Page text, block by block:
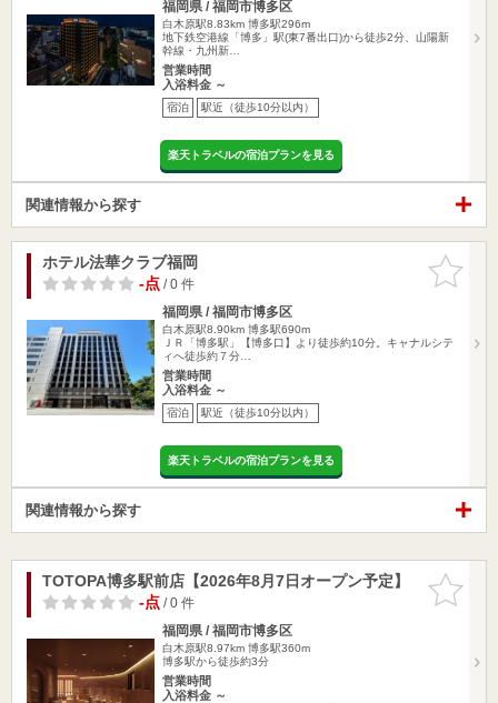
福岡県 / 福岡市博多区
白木原駅8.83km 博多駅296m
地下鉄空港線「博多」駅(東7番出口)から徒歩2分、山陽新
幹線・九州新…
営業時間
入浴料金 ～
宿泊 駅近（徒歩10分以内）
楽天トラベルの宿泊プランを見る
関連情報から探す
お気に入
りに追加
ホテル法華クラブ福岡
-点/ 0 件
福岡県 / 福岡市博多区
白木原駅8.90km 博多駅690m
ＪＲ「博多駅」【博多口】より徒歩約10分。キャナルシテ
ィへ徒歩約７分…
営業時間
入浴料金 ～
宿泊 駅近（徒歩10分以内）
楽天トラベルの宿泊プランを見る
関連情報から探す
お気に入
りに追加
TOTOPA博多駅前店【2026年8月7日オープン予定】
-点/ 0 件
福岡県 / 福岡市博多区
白木原駅8.97km 博多駅360m
博多駅から徒歩約3分
営業時間
入浴料金 ～